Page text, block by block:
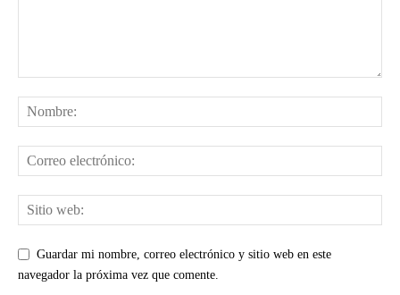
Guardar mi nombre, correo electrónico y sitio web en este
navegador la próxima vez que comente.